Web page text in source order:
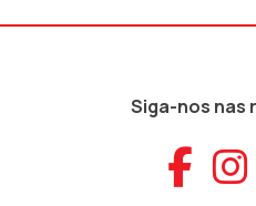
Siga-nos nas